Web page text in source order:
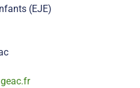
(EJE)